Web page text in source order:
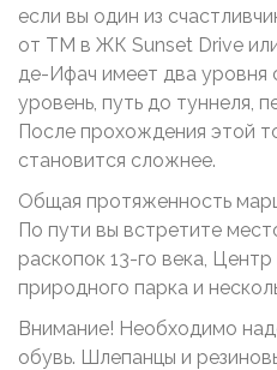
если вы один из
от ТМ в ЖК Sunset Drive
де-Ифач имеет два уровня
уровень, путь до туннеля,
После прохождения этой
становится сложнее.
Общая протяженность
По пути вы встретите
раскопок 13-го века,
природного парка и
Внимание! Необходимо
обувь. Шлепанцы и